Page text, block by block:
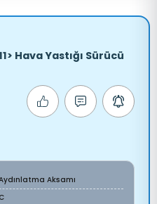
Hava Yastığı Sürücü
Aksamı